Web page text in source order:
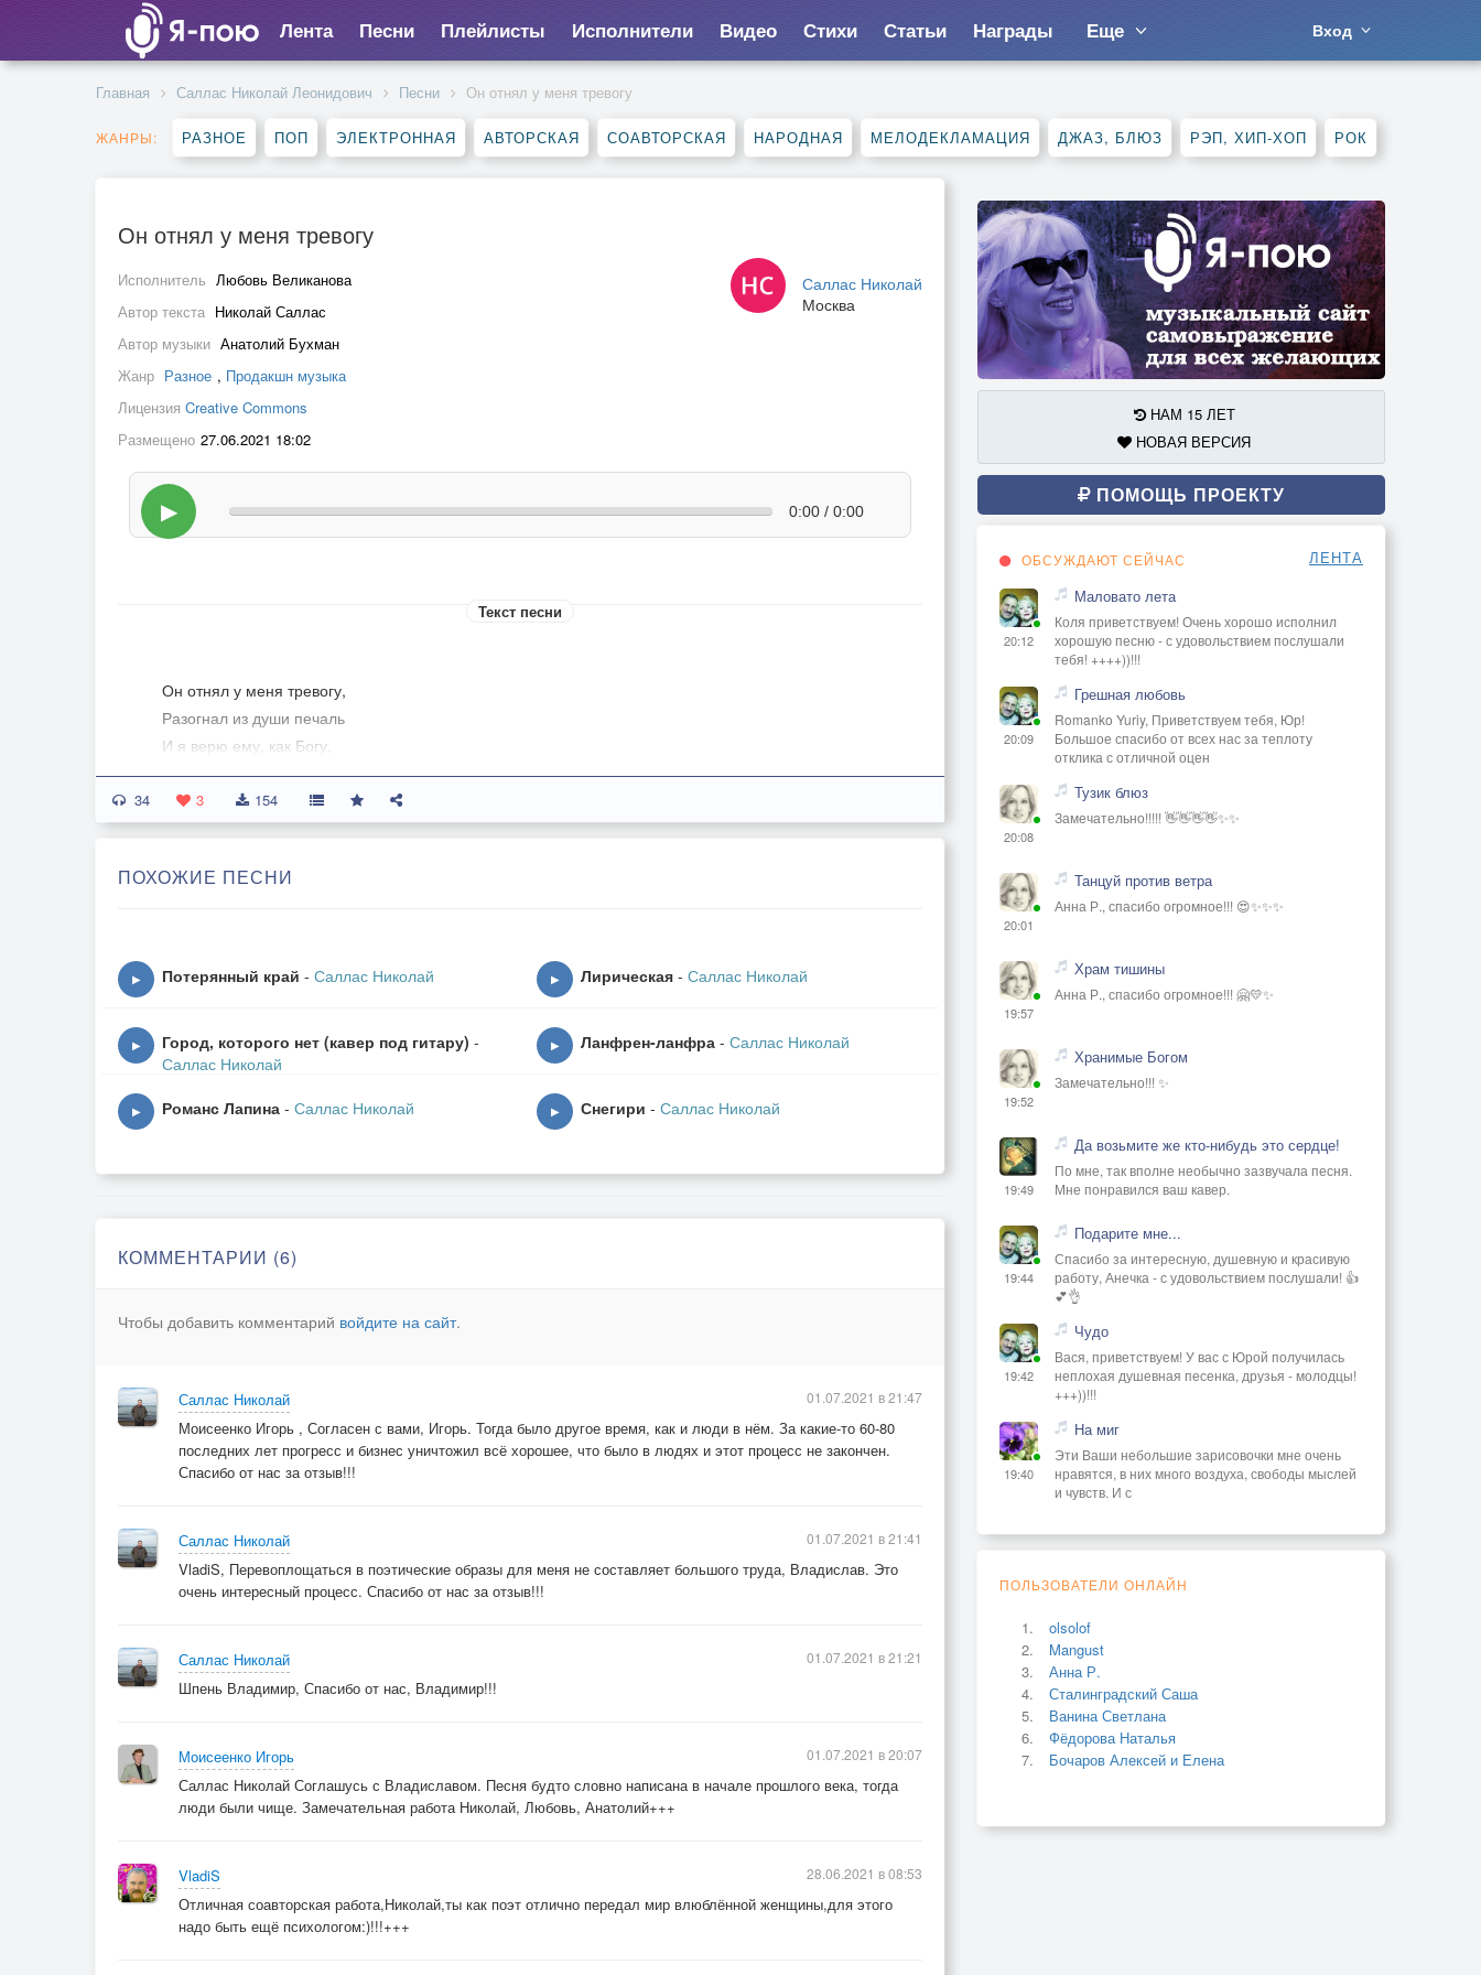
Лента Песни Плейлисты Исполнители Видео Стихи Статьи Награды Еще Вход
Главная Саллас Николай Леонидович Песни Он отнял у меня тревогу
ЖАНРЫ: РАЗНОЕ ПОП ЭЛЕКТРОННАЯ АВТОРСКАЯ СОАВТОРСКАЯ НАРОДНАЯ МЕЛОДЕКЛАМАЦИЯ ДЖАЗ, БЛЮЗ РЭП, ХИП-ХОП РОК
Он отнял у меня тревогу
Саллас Николай
Москва
Исполнитель Любовь Великанова
Автор текста Николай Саллас
Автор музыки Анатолий Бухман
Жанр Разное , Продакшн музыка
Лицензия Creative Commons
Размещено 27.06.2021 18:02
▶ 0:00 / 0:00
Текст песни
­Он отнял у меня тревогу,
Разогнал из души печаль
И я верю ему, как Богу,
Вместе с ним ни о чем не жаль.
Я воскресла, я вновь родИлась
Снова сердце в груди забилось,
Не могу больше жить в покое,
Видно правда любовь пришла.
Я перечить ему не смею,
Как священный огонь бережет.
Где меня он дотла сожжет?
Сколько нам еще вместе быть.
До последнего помнить буду,
Что могла его так любить.
34 3 154
ПОХОЖИЕ ПЕСНИ
▶ Потерянный край - Саллас Николай ▶ Лирическая - Саллас Николай
▶ Город, которого нет (кавер под гитару) -
Саллас Николай
▶ Ланфрен-ланфра - Саллас Николай
▶ Романс Лапина - Саллас Николай ▶ Снегири - Саллас Николай
КОММЕНТАРИИ (6)
Чтобы добавить комментарий войдите на сайт.
Саллас Николай
Моисеенко Игорь , Согласен с вами, Игорь. Тогда было другое время, как и люди в нём. За какие-то 60-80
последних лет прогресс и бизнес уничтожил всё хорошее, что было в людях и этот процесс не закончен.
Спасибо от нас за отзыв!!!
01.07.2021 в 21:47
Саллас Николай
VladiS, Перевоплощаться в поэтические образы для меня не составляет большого труда, Владислав. Это
очень интересный процесс. Спасибо от нас за отзыв!!!
01.07.2021 в 21:41
Саллас Николай
Шпень Владимир, Спасибо от нас, Владимир!!!
01.07.2021 в 21:21
Моисеенко Игорь
Саллас Николай Соглашусь с Владиславом. Песня будто словно написана в начале прошлого века, тогда
люди были чище. Замечательная работа Николай, Любовь, Анатолий+++
01.07.2021 в 20:07
VladiS
Отличная соавторская работа,Николай,ты как поэт отлично передал мир влюблённой женщины,для этого
надо быть ещё психологом:)!!!+++
28.06.2021 в 08:53
НАМ 15 ЛЕТ
НОВАЯ ВЕРСИЯ
ПОМОЩЬ ПРОЕКТУ
ОБСУЖДАЮТ СЕЙЧАС ЛЕНТА
20:12
Маловато лета
Коля приветствуем! Очень хорошо исполнил
хорошую песню - с удовольствием послушали
тебя! ++++))!!!
20:09
Грешная любовь
Romanko Yuriy, Приветствуем тебя, Юр!
Большое спасибо от всех нас за теплоту
отклика с отличной оцен
20:08
Тузик блюз
Замечательно!!!!! 👋👋👋👋✨✨
20:01
Танцуй против ветра
Анна Р., спасибо огромное!!! 😍✨✨✨
19:57
Храм тишины
Анна Р., спасибо огромное!!! 🤗💛✨
19:52
Хранимые Богом
Замечательно!!! ✨
19:49
Да возьмите же кто-нибудь это сердце!
По мне, так вполне необычно зазвучала песня.
Мне понравился ваш кавер.
19:44
Подарите мне...
Спасибо за интересную, душевную и красивую
работу, Анечка - с удовольствием послушали! 👍
💕👌
19:42
Чудо
Вася, приветствуем! У вас с Юрой получилась
неплохая душевная песенка, друзья - молодцы!
+++))!!!
19:40
На миг
Эти Ваши небольшие зарисовочки мне очень
нравятся, в них много воздуха, свободы мыслей
и чувств. И с
ПОЛЬЗОВАТЕЛИ ОНЛАЙН
olsolof
Mangust
Анна Р.
Сталинградский Саша
Ванина Светлана
Фёдорова Наталья
Бочаров Алексей и Елена